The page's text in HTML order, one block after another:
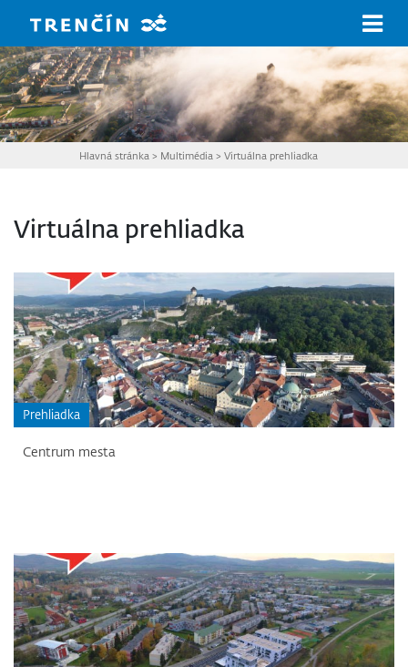
Hlavná stránka > Multimédia >Virtuálna prehliadka
Virtuálna prehliadka
Prehliadka
Centrum mesta